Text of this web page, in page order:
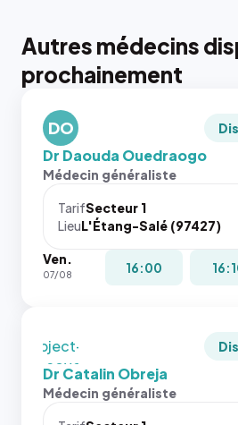
Autres médecins
prochainement
DO
Dr Daouda Ouedraogo
Médecin généraliste
TarifSecteur 1
LieuL'Étang-Salé (97427)
Ven.
07/08 16:00
{# 40×40
: la taille
rendue par
`.profile-
picture`,
et un
rapport 1:1
juste à
toutes les
puisque la
`object-
fit: cover`.
Sans ces
Dr Catalin Obreja
Médecin généraliste
{# 40×40
picture`,
et un
rapport 1:1